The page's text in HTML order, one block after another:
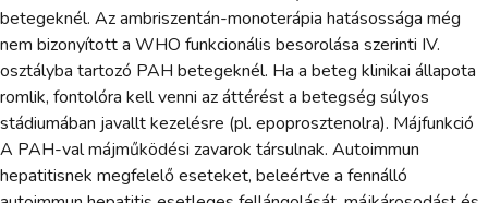
betegeknél. Az ambriszentán-monoterápia hatásossága még
nem bizonyított a WHO funkcionális besorolása szerinti IV.
osztályba tartozó PAH betegeknél. Ha a beteg klinikai állapota
romlik, fontolóra kell venni az áttérést a betegség súlyos
stádiumában javallt kezelésre (pl. epoprosztenolra). Májfunkció
A PAH-val májműködési zavarok társulnak. Autoimmun
hepatitisnek megfelelő eseteket, beleértve a fennálló